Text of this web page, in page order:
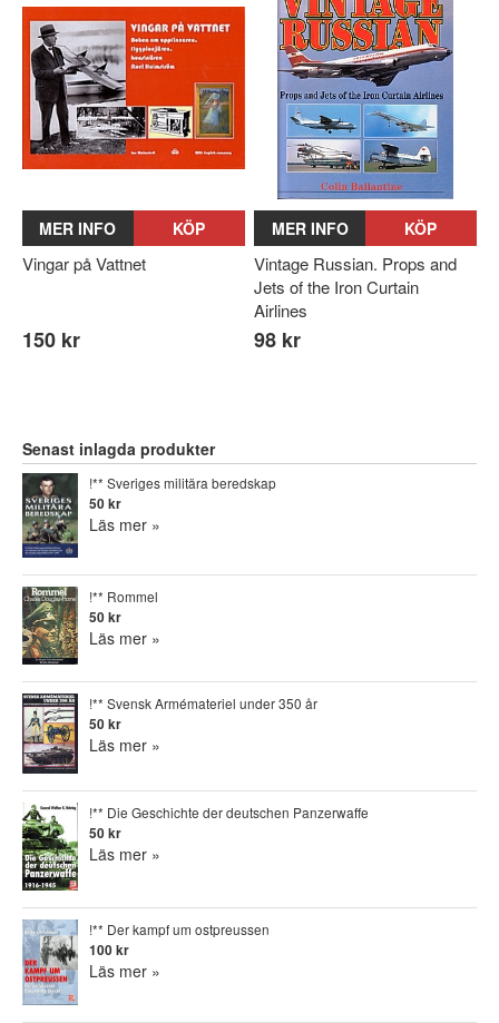
MER INFO KÖP
Vingar på Vattnet
150 kr
MER INFO KÖP
Vintage Russian. Props and
Jets of the Iron Curtain
Airlines
98 kr
Senast inlagda produkter
!** Sveriges militära beredskap
50 kr
Läs mer »
!** Rommel
50 kr
Läs mer »
!** Svensk Armémateriel under 350 år
50 kr
Läs mer »
!** Die Geschichte der deutschen Panzerwaffe
50 kr
Läs mer »
!** Der kampf um ostpreussen
100 kr
Läs mer »